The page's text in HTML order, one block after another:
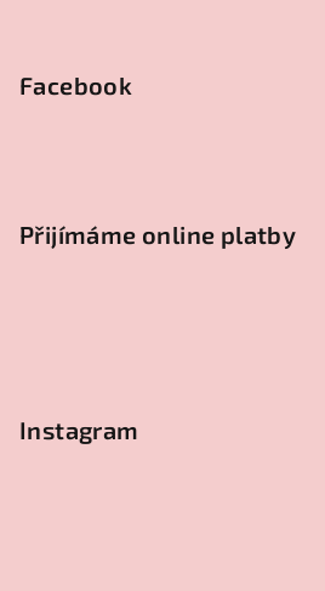
Facebook
Přijímáme online platby
Instagram